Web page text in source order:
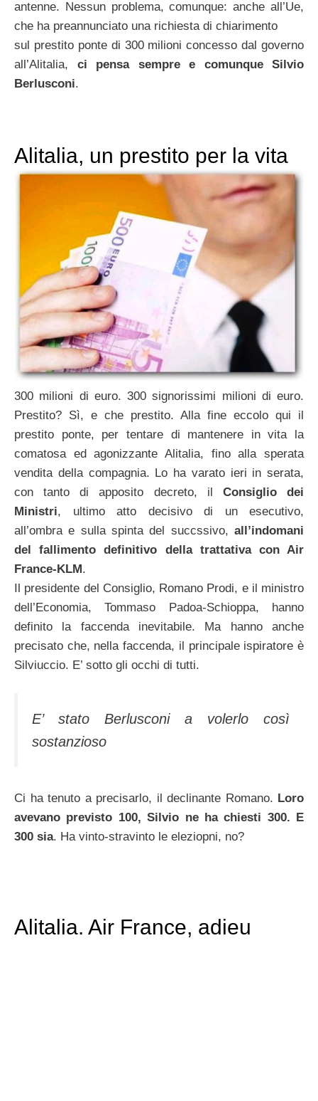
antenne. Nessun problema, comunque: anche all’Ue,
che ha preannunciato una richiesta di chiarimento
sul prestito ponte di 300 milioni concesso dal governo
all’Alitalia, ci pensa sempre e comunque Silvio
Berlusconi.
Alitalia, un prestito per la vita
300 milioni di euro. 300 signorissimi milioni di euro.
Prestito? Sì, e che prestito. Alla fine eccolo qui il
prestito ponte, per tentare di mantenere in vita la
comatosa ed agonizzante Alitalia, fino alla sperata
vendita della compagnia. Lo ha varato ieri in serata,
con tanto di apposito decreto, il Consiglio dei
Ministri, ultimo atto decisivo di un esecutivo,
all’ombra e sulla spinta del succssivo, all’indomani
del fallimento definitivo della trattativa con Air
France-KLM .
Il presidente del Consiglio, Romano Prodi, e il ministro
dell’Economia, Tommaso Padoa-Schioppa, hanno
definito la faccenda inevitabile. Ma hanno anche
precisato che, nella faccenda, il principale ispiratore è
Silviuccio. E’ sotto gli occhi di tutti.
E’ stato Berlusconi a volerlo così
sostanzioso
Ci ha tenuto a precisarlo, il declinante Romano. Loro
avevano previsto 100, Silvio ne ha chiesti 300. E
300 sia. Ha vinto-stravinto le eleziopni, no?
Alitalia. Air France, adieu